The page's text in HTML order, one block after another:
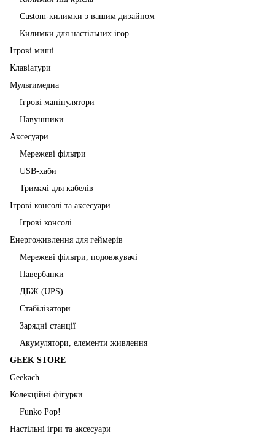
Custom-килимки з вашим дизайном
Килимки для настільних ігор
Ігрові миші
Клавіатури
Мультимедиа
Ігрові маніпулятори
Навушники
Аксесуари
Мережеві фільтри
USB-хаби
Тримачі для кабелів
Ігрові консолі та аксесуари
Ігрові консолі
Енергоживлення для геймерів
Мережеві фільтри, подовжувачі
Павербанки
ДБЖ (UPS)
Стабілізатори
Зарядні станції
Акумулятори, елементи живлення
GEEK STORE
Geekach
Колекційні фігурки
Funko Pop!
Настільні ігри та аксесуари